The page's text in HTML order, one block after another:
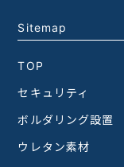
Sitemap
TOP
セキュリティ
ボルダリング設置
ウレタン素材